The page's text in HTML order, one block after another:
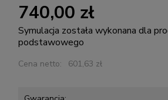
740,00 zł
Symulacja została wykonana dla
podstawowego
Cena netto: 601,63 zł